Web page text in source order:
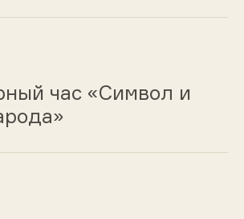
час «Символ и